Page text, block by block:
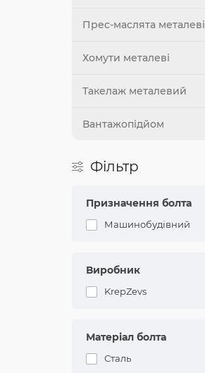
Прес-маслята металеві
Хомути металеві
Такелаж металевий
Вантажопідйом
Фільтр
Призначення болта
Машинобудівний
Виробник
KrepZevs
Матеріал болта
Сталь